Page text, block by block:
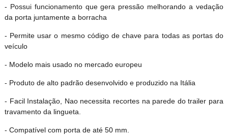
- Possui funcionamento que gera pressão melhorando a vedação
da porta juntamente a borracha
- Permite usar o mesmo código de chave para todas as portas do
veículo
- Modelo mais usado no mercado europeu
- Produto de alto padrão desenvolvido e produzido na Itália
- Facil Instalação, Nao necessita recortes na parede do trailer para
travamento da lingueta.
- Compatível com porta de até 50 mm.